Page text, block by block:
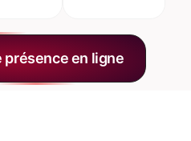
présence en ligne